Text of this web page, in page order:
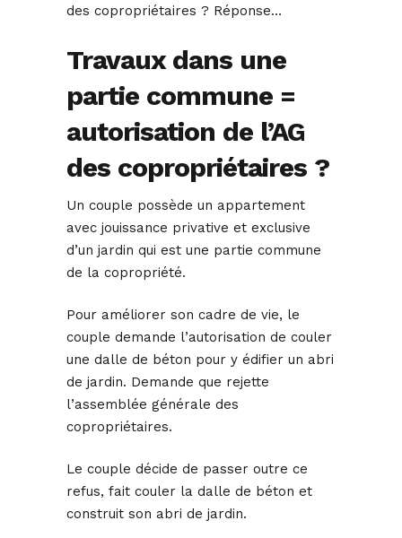
des copropriétaires ? Réponse…
Travaux dans une
partie commune =
autorisation de l’AG
des copropriétaires ?
Un couple possède un appartement
avec jouissance privative et exclusive
d’un jardin qui est une partie commune
de la copropriété.
Pour améliorer son cadre de vie, le
couple demande l’autorisation de couler
une dalle de béton pour y édifier un abri
de jardin. Demande que rejette
l’assemblée générale des
copropriétaires.
Le couple décide de passer outre ce
refus, fait couler la dalle de béton et
construit son abri de jardin.